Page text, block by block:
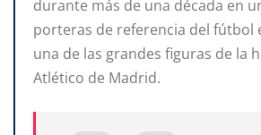
durante más de una década en
porteras de referencia del fútbol
una de las grandes figuras de la
Atlético de Madrid.